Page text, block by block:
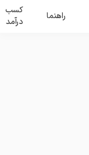
راهنما
کسب
درآمد